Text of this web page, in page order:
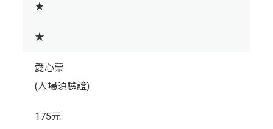
★
★
愛心票
(入場須驗證)
175元